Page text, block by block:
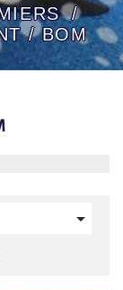
/ BOM
